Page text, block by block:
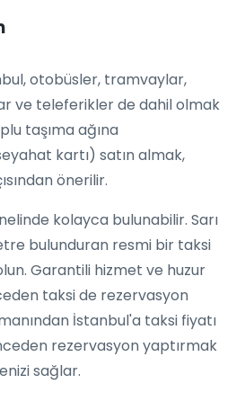
otobüsler, tramvaylar,
ve teleferikler de dahil olmak
taşıma ağına
kartı) satın almak,
önerilir.
kolayca bulunabilir. Sarı
bulunduran resmi bir taksi
Garantili hizmet ve huzur
taksi de rezervasyon
İstanbul'a taksi fiyatı
rezervasyon yaptırmak
sağlar.